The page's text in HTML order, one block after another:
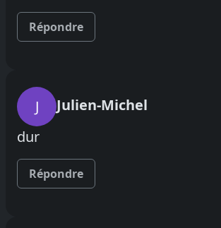
Répondre
J
Julien-Michel
dur
Répondre